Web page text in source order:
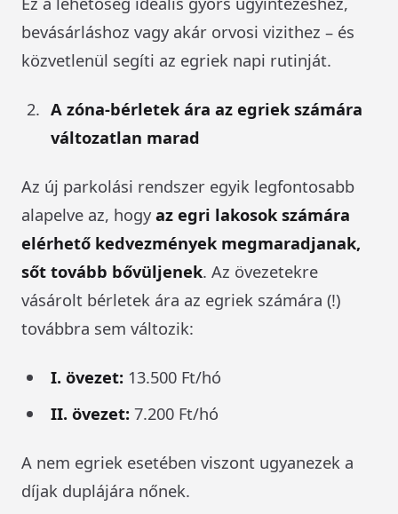
bevásárláshoz vagy akár orvosi vizithez – és
közvetlenül segíti az egriek napi rutinját.
A zóna-bérletek ára az egriek számára
változatlan marad
Az új parkolási rendszer egyik legfontosabb
alapelve az, hogyaz egri lakosok számára
elérhető kedvezmények megmaradjanak,
sőt tovább bővüljenek. Az övezetekre
vásárolt bérletek ára az egriek számára (!)
továbbra sem változik:
I. övezet:13.500 Ft/hó
II. övezet:7.200 Ft/hó
A nem egriek esetében viszont ugyanezek a
díjak duplájára nőnek.